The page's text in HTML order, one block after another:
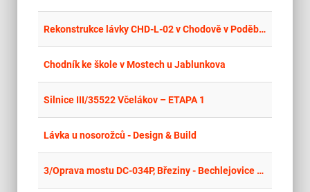
Rekonstrukce lávky CHD-L-02 v Chodově v Poděbradově ulici před č.p. 703
Chodník ke škole v Mostech u Jablunkova
Silnice III/35522 Včelákov – ETAPA 1
Lávka u nosorožců - Design & Build
3/Oprava mostu DC-034P, Březiny - Bechlejovice u Děčína